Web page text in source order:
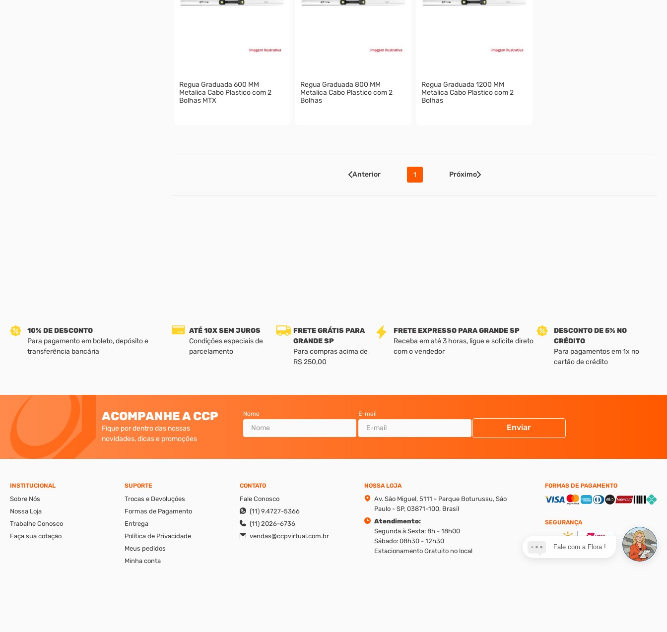
Regua Graduada 600 MM
Metalica Cabo Plastico com 2
Bolhas MTX
Regua Graduada 800 MM
Metalica Cabo Plastico com 2
Bolhas
Regua Graduada 1200 MM
Metalica Cabo Plastico com 2
Bolhas
Anterior 1 Próximo
10% DE DESCONTO
Para pagamento em boleto, depósito e
transferência bancária
ATÉ 10X SEM JUROS
Condições especiais de
parcelamento
FRETE GRÁTIS PARA
GRANDE SP
Para compras acima de
R$ 250,00
FRETE EXPRESSO PARA GRANDE SP
Receba em até 3 horas, ligue e solicite direto
com o vendedor
DESCONTO DE 5% NO
CRÉDITO
Para pagamentos em 1x no
cartão de crédito
ACOMPANHE A CCP
Fique por dentro das nossas
novidades, dicas e promoções
Nome E-mail
Enviar
INSTITUCIONAL
Sobre Nós
Nossa Loja
Trabalhe Conosco
Faça sua cotação
SUPORTE
Trocas e Devoluções
Formas de Pagamento
Entrega
Política de Privacidade
Meus pedidos
Minha conta
CONTATO
Fale Conosco
(11) 9.4727-5366
(11) 2026-6736
vendas@ccpvirtual.com.br
NOSSA LOJA
Av. São Miguel, 5111 - Parque Boturussu, São
Paulo - SP, 03871-100, Brasil
Atendimento:
Segunda à Sexta: 8h - 18h00
Sábado: 08h30 - 12h30
Estacionamento Gratuito no local
FORMAS DE PAGAMENTO
SEGURANÇA
Fale com a Flora !